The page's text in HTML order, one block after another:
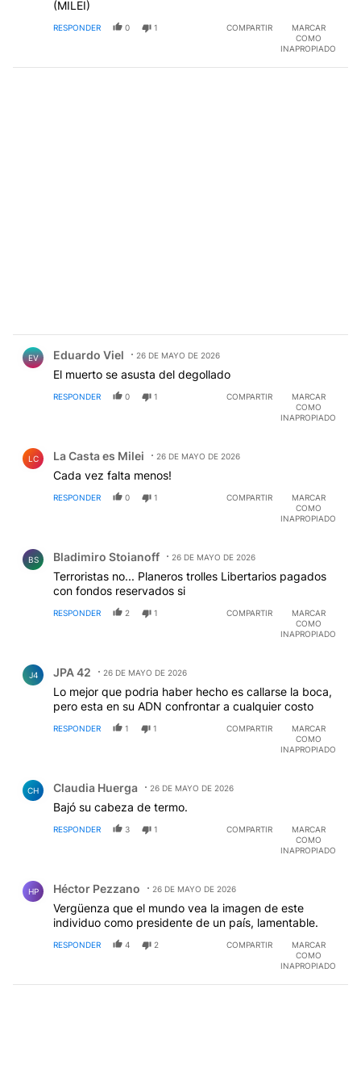
(MILEI)
RESPONDER 0 1 COMPARTIR
MARCAR
COMO
INAPROPIADO
EV Eduardo Viel 26 DE MAYO DE 2026
El muerto se asusta del degollado
RESPONDER 0 1 COMPARTIR
MARCAR
COMO
INAPROPIADO
LC La Casta es Milei 26 DE MAYO DE 2026
Cada vez falta menos!
RESPONDER 0 1 COMPARTIR
MARCAR
COMO
INAPROPIADO
BS Bladimiro Stoianoff 26 DE MAYO DE 2026
Terroristas no... Planeros trolles Libertarios pagados
con fondos reservados si
RESPONDER 2 1 COMPARTIR
MARCAR
COMO
INAPROPIADO
J4 JPA 42 26 DE MAYO DE 2026
Lo mejor que podria haber hecho es callarse la boca,
pero esta en su ADN confrontar a cualquier costo
RESPONDER 1 1 COMPARTIR
MARCAR
COMO
INAPROPIADO
CH Claudia Huerga 26 DE MAYO DE 2026
Bajó su cabeza de termo.
RESPONDER 3 1 COMPARTIR
MARCAR
COMO
INAPROPIADO
HP Héctor Pezzano 26 DE MAYO DE 2026
Vergüenza que el mundo vea la imagen de este
individuo como presidente de un país, lamentable.
RESPONDER 4 2 COMPARTIR
MARCAR
COMO
INAPROPIADO